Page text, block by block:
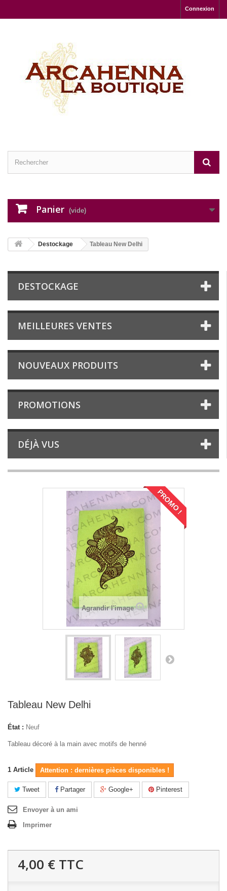
Connexion
Panier (vide)
Destockage Tableau New Delhi
DESTOCKAGE
MEILLEURES VENTES
NOUVEAUX PRODUITS
PROMOTIONS
DÉJÀ VUS
PROMO !
Agrandir l'image
Tableau New Delhi
État : Neuf
Tableau décoré à la main avec motifs de henné
1 Article Attention : dernières pièces disponibles !
Tweet Partager Google+ Pinterest
Envoyer à un ami
Imprimer
4,00 € TTC